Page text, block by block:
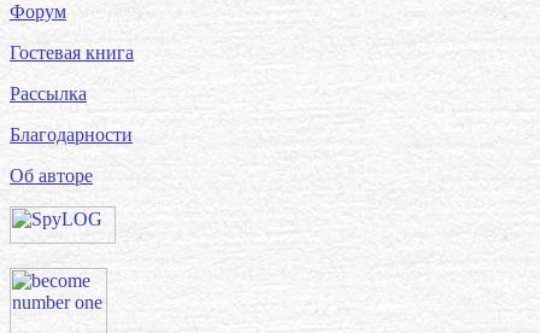
Форум
Гостевая книга
Рассылка
Благодарности
Об авторе